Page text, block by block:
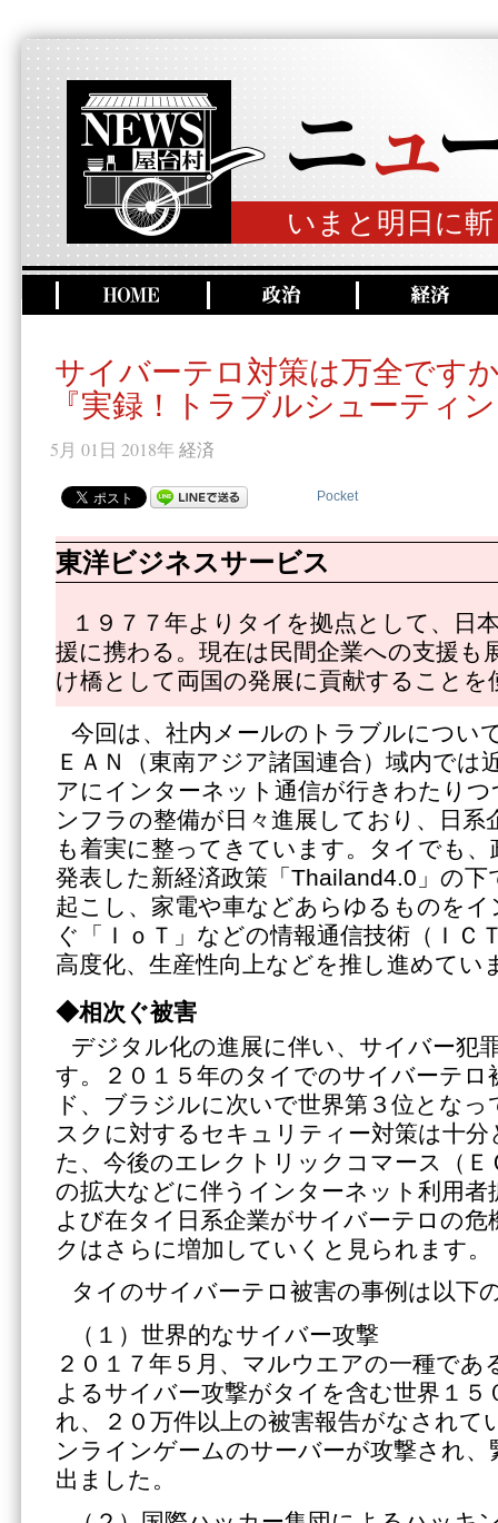
いまと明日に
サイバーテロ対策は万全です
『実録！トラブルシューティ
5月 01日 2018年 経済
Pocket
東洋ビジネスサービス
１９７７年よりタイを拠点として、日
援に携わる。現在は民間企業への支援も
け橋として両国の発展に貢献することを
今回は、社内メールのトラブルについ
ＥＡＮ（東南アジア諸国連合）域内では
アにインターネット通信が行きわたり
ンフラの整備が日々進展しており、日系
も着実に整ってきています。タイでも、
発表した新経済政策「Thailand4.0」の下
起こし、家電や車などあらゆるものを
ぐ「ＩｏＴ」などの情報通信技術（ＩＣ
高度化、生産性向上などを推し進めてい
◆相次ぐ被害
デジタル化の進展に伴い、サイバー犯
す。２０１５年のタイでのサイバーテロ
ド、ブラジルに次いで世界第３位とな
スクに対するセキュリティー対策は十
た、今後のエレクトリックコマース（Ｅ
の拡大などに伴うインターネット利用
よび在タイ日系企業がサイバーテロの
クはさらに増加していくと見られます。
タイのサイバーテロ被害の事例は以下
（１）世界的なサイバー攻撃
２０１７年５月、マルウエアの一種で
よるサイバー攻撃がタイを含む世界１５
れ、２０万件以上の被害報告がなされて
ンラインゲームのサーバーが攻撃され、
出ました。